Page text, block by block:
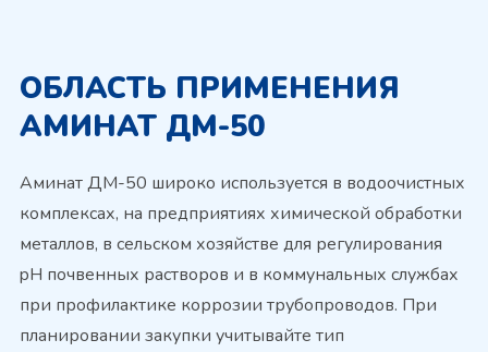
ОБЛАСТЬ ПРИМЕНЕНИЯ
АМИНАТ ДМ-50
Аминат ДМ-50 широко используется в водоочистных
комплексах, на предприятиях химической обработки
металлов, в сельском хозяйстве для регулирования
pH почвенных растворов и в коммунальных службах
при профилактике коррозии трубопроводов. При
планировании закупки учитывайте тип